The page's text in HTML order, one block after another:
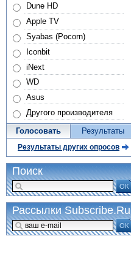
Dune HD
Apple TV
Syabas (Pocorn)
Iconbit
iNext
WD
Asus
Другого производителя
Голосовать Результаты
Результаты других опросов
Поиск
ОК
Рассылки Subscribe.Ru
ОК